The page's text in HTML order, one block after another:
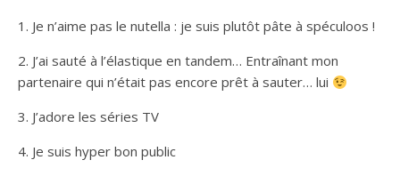
1. Je n’aime pas le nutella : je suis plutôt pâte à spéculoos !
2. J’ai sauté à l’élastique en tandem… Entraînant mon
partenaire qui n’était pas encore prêt à sauter… lui
3. J’adore les séries TV
4. Je suis hyper bon public